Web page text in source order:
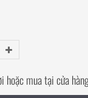
hoặc mua tại cửa